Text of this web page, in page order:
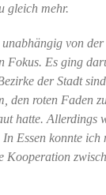
gleich mehr.
von
Es ging
der Stadt
den roten Faden
hatte. Allerdings
Essen konnte
Kooperation